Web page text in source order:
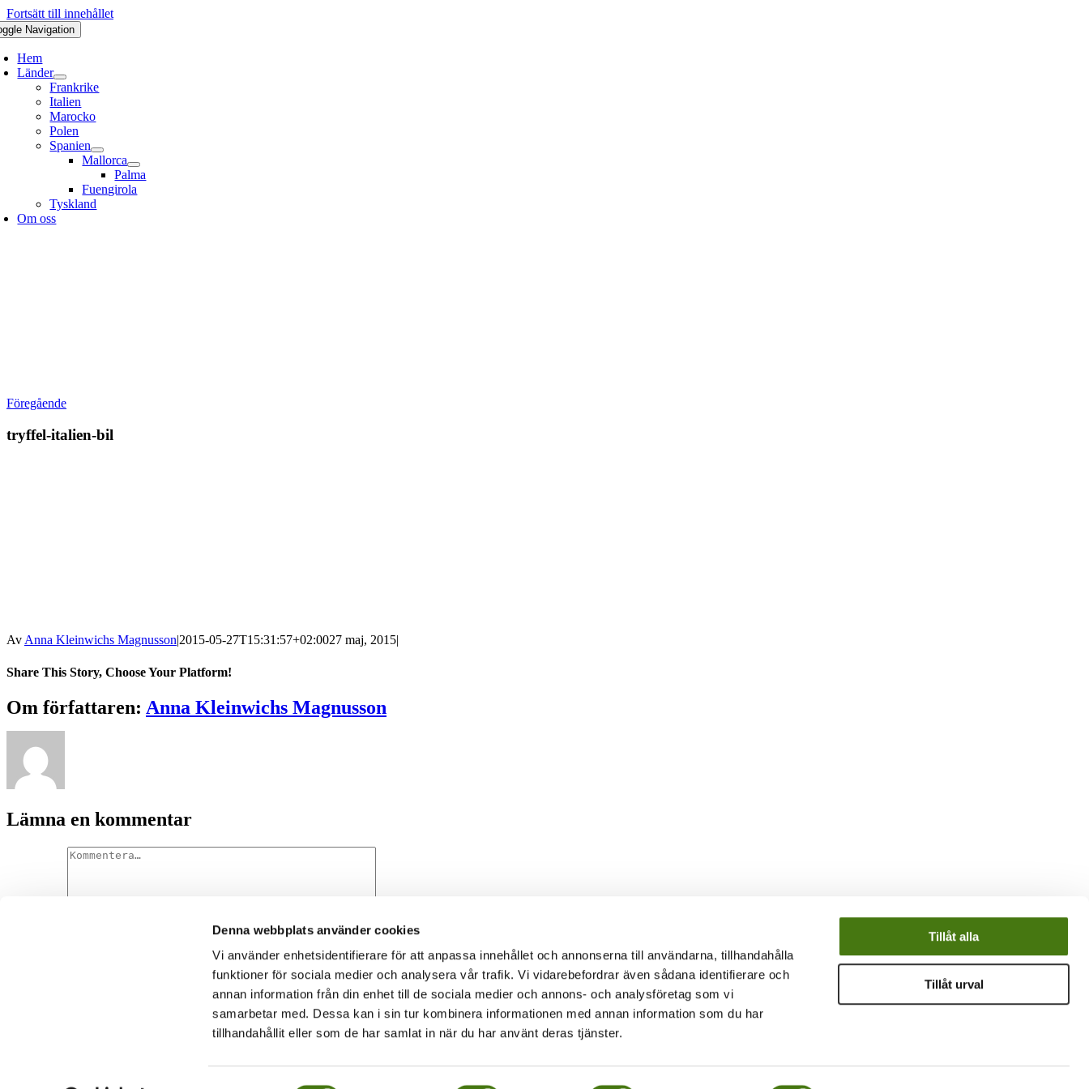
Denna webbplats använder cookies
Vi använder enhetsidentifierare för att anpassa innehållet och annonserna till användarna, tillhandahålla
funktioner för sociala medier och analysera vår trafik. Vi vidarebefordrar även sådana identifierare och
annan information från din enhet till de sociala medier och annons- och analysföretag som vi
samarbetar med. Dessa kan i sin tur kombinera informationen med annan information som du har
tillhandahållit eller som de har samlat in när du har använt deras tjänster.
Tillåt alla
Tillåt urval
Fortsätt till innehållet
Navigation
Hem
Länder
Frankrike
Italien
Marocko
Polen
Spanien
Mallorca
Palma
Fuengirola
Tyskland
Om oss
Föregående
tryffel-italien-bil
AvAnna Kleinwichs Magnusson|2015-05-27T15:31:57+02:0027 maj, 2015|
Share This Story, Choose Your Platform!
Om författaren: Anna Kleinwichs Magnusson
Lämna en kommentar
Denna webbplats använder Akismet för att minska skräppost.Lär dig om hur din kommentarsdata bearbetas.